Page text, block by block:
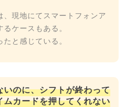
、現地にてスマートフォンア
ケースもある。
いのに、シフトが終わって
ムカードを押してくれない